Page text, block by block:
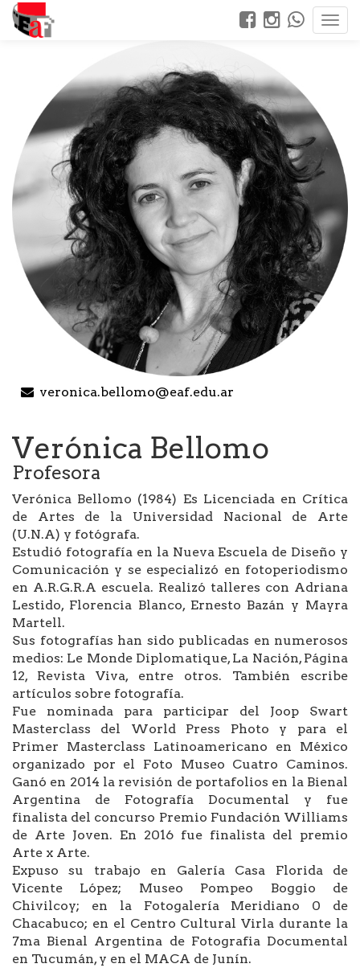
veronica.bellomo@eaf.edu.ar
Verónica Bellomo
Profesora
Verónica Bellomo (1984) Es Licenciada en Crítica
de Artes de la Universidad Nacional de Arte
(U.N.A) y fotógrafa.
Estudió fotografía en la Nueva Escuela de Diseño y
Comunicación y se especializó en fotoperiodismo
en A.R.G.R.A escuela. Realizó talleres con Adriana
Lestido, Florencia Blanco, Ernesto Bazán y Mayra
Martell.
Sus fotografías han sido publicadas en numerosos
medios: Le Monde Diplomatique, La Nación, Página
12, Revista Viva, entre otros. También escribe
artículos sobre fotografía.
Fue nominada para participar del Joop Swart
Masterclass del World Press Photo y para el
Primer Masterclass Latinoamericano en México
organizado por el Foto Museo Cuatro Caminos.
Ganó en 2014 la revisión de portafolios en la Bienal
Argentina de Fotografía Documental y fue
finalista del concurso Premio Fundación Williams
de Arte Joven. En 2016 fue finalista del premio
Arte x Arte.
Expuso su trabajo en Galería Casa Florida de
Vicente López; Museo Pompeo Boggio de
Chivilcoy; en la Fotogalería Meridiano 0 de
Chacabuco; en el Centro Cultural Virla durante la
7ma Bienal Argentina de Fotografia Documental
en Tucumán, y en el MACA de Junín.